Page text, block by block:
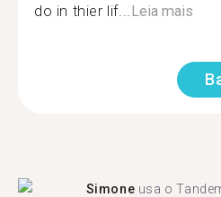
do in thier lif...Leia mais
Simone usa o